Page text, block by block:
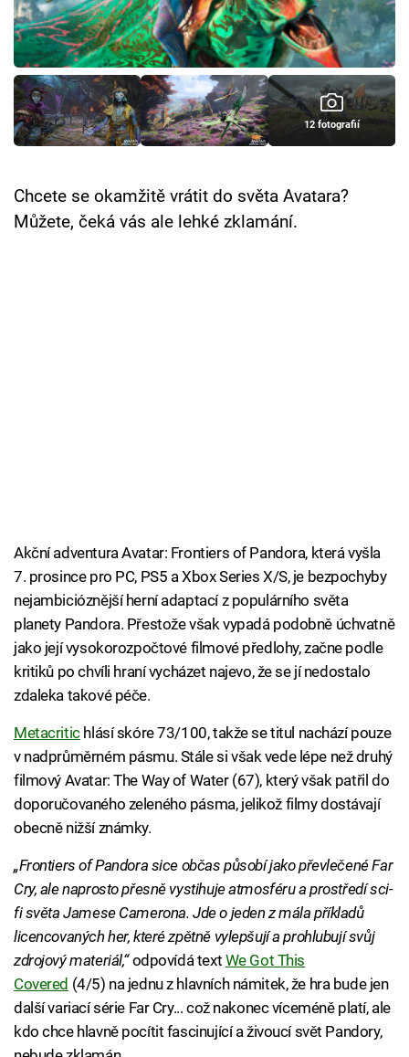
Cool Esport
Pořady
TV Program
12 fotografií
Chcete se okamžitě vrátit do světa Avatara?
Můžete, čeká vás ale lehké zklamání.
Akční adventura Avatar: Frontiers of Pandora, která vyšla
7. prosince pro PC, PS5 a Xbox Series X/S, je bezpochyby
nejambicióznější herní adaptací z populárního světa
planety Pandora. Přestože však vypadá podobně úchvatně
jako její vysokorozpočtové filmové předlohy, začne podle
kritiků po chvíli hraní vycházet najevo, že se jí nedostalo
zdaleka takové péče.
Metacritichlásí skóre 73/100, takže se titul nachází pouze
v nadprůměrném pásmu. Stále si však vede lépe než druhý
filmový Avatar: The Way of Water (67), který však patřil do
doporučovaného zeleného pásma, jelikož filmy dostávají
obecně nižší známky.
„Frontiers of Pandora sice občas působí jako převlečené Far
Cry, ale naprosto přesně vystihuje atmosféru a prostředí sci-
fi světa Jamese Camerona. Jde o jeden z mála příkladů
licencovaných her, které zpětně vylepšují a prohlubují svůj
zdrojový materiál,“odpovídá text We Got This
Covered (4/5) na jednu z hlavních námitek, že hra bude jen
další variací série Far Cry... což nakonec víceméně platí, ale
kdo chce hlavně pocítit fascinující a živoucí svět Pandory,